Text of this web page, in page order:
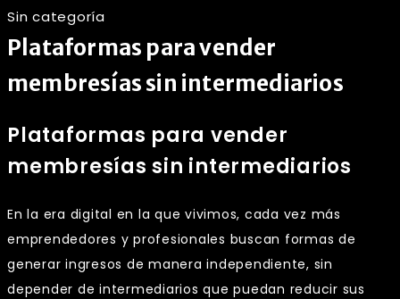
Sin categoría
Plataformas para vender
membresías sin intermediarios
Plataformas para vender
membresías sin intermediarios
En la era digital en la que vivimos, cada vez más
emprendedores y profesionales buscan formas de
generar ingresos de manera independiente, sin
depender de intermediarios que puedan reducir sus